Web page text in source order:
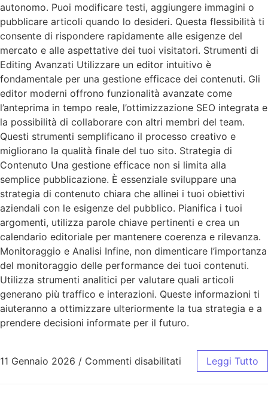
autonomo. Puoi modificare testi, aggiungere immagini o
pubblicare articoli quando lo desideri. Questa flessibilità ti
consente di rispondere rapidamente alle esigenze del
mercato e alle aspettative dei tuoi visitatori. Strumenti di
Editing Avanzati Utilizzare un editor intuitivo è
fondamentale per una gestione efficace dei contenuti. Gli
editor moderni offrono funzionalità avanzate come
l’anteprima in tempo reale, l’ottimizzazione SEO integrata e
la possibilità di collaborare con altri membri del team.
Questi strumenti semplificano il processo creativo e
migliorano la qualità finale del tuo sito. Strategia di
Contenuto Una gestione efficace non si limita alla
semplice pubblicazione. È essenziale sviluppare una
strategia di contenuto chiara che allinei i tuoi obiettivi
aziendali con le esigenze del pubblico. Pianifica i tuoi
argomenti, utilizza parole chiave pertinenti e crea un
calendario editoriale per mantenere coerenza e rilevanza.
Monitoraggio e Analisi Infine, non dimenticare l’importanza
del monitoraggio delle performance dei tuoi contenuti.
Utilizza strumenti analitici per valutare quali articoli
generano più traffico e interazioni. Queste informazioni ti
aiuteranno a ottimizzare ulteriormente la tua strategia e a
prendere decisioni informate per il futuro.
11 Gennaio 2026 / Commenti disabilitati Leggi Tutto